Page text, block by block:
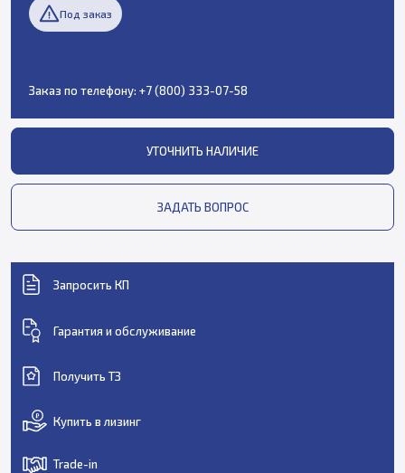
Под заказ
Заказ по телефону: +7 (800) 333-07-58
УТОЧНИТЬ НАЛИЧИЕ
ЗАДАТЬ ВОПРОС
Запросить КП
Гарантия и обслуживание
Получить ТЗ
Купить в лизинг
Trade-in